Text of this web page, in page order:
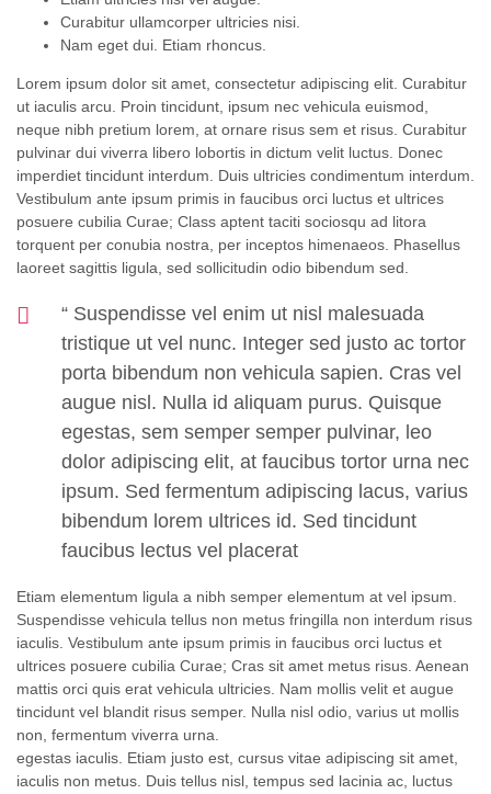
Curabitur ullamcorper ultricies nisi.
Nam eget dui. Etiam rhoncus.
Lorem ipsum dolor sit amet, consectetur adipiscing elit. Curabitur
ut iaculis arcu. Proin tincidunt, ipsum nec vehicula euismod,
neque nibh pretium lorem, at ornare risus sem et risus. Curabitur
pulvinar dui viverra libero lobortis in dictum velit luctus. Donec
imperdiet tincidunt interdum. Duis ultricies condimentum interdum.
Vestibulum ante ipsum primis in faucibus orci luctus et ultrices
posuere cubilia Curae; Class aptent taciti sociosqu ad litora
torquent per conubia nostra, per inceptos himenaeos. Phasellus
laoreet sagittis ligula, sed sollicitudin odio bibendum sed.
“ Suspendisse vel enim ut nisl malesuada
tristique ut vel nunc. Integer sed justo ac tortor
porta bibendum non vehicula sapien. Cras vel
augue nisl. Nulla id aliquam purus. Quisque
egestas, sem semper semper pulvinar, leo
dolor adipiscing elit, at faucibus tortor urna nec
ipsum. Sed fermentum adipiscing lacus, varius
bibendum lorem ultrices id. Sed tincidunt
faucibus lectus vel placerat
Etiam elementum ligula a nibh semper elementum at vel ipsum.
Suspendisse vehicula tellus non metus fringilla non interdum risus
iaculis. Vestibulum ante ipsum primis in faucibus orci luctus et
ultrices posuere cubilia Curae; Cras sit amet metus risus. Aenean
mattis orci quis erat vehicula ultricies. Nam mollis velit et augue
tincidunt vel blandit risus semper. Nulla nisl odio, varius ut mollis
non, fermentum viverra urna.
egestas iaculis. Etiam justo est, cursus vitae adipiscing sit amet,
iaculis non metus. Duis tellus nisl, tempus sed lacinia ac, luctus